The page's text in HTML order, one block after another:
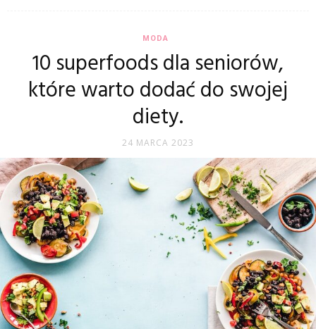
MODA
10 superfoods dla seniorów,
które warto dodać do swojej
diety.
24 MARCA 2023